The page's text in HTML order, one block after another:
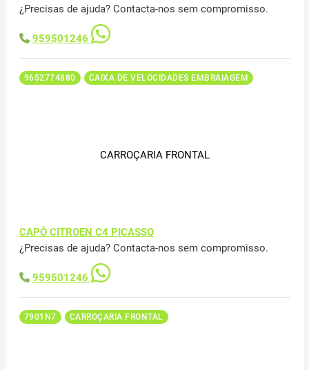
¿Precisas de ajuda? Contacta-nos sem compromisso.
959501246
9652774880 CAIXA DE VELOCIDADES EMBRAIAGEM
CARROÇARIA FRONTAL
CAPÔ CITROEN C4 PICASSO
¿Precisas de ajuda? Contacta-nos sem compromisso.
959501246
7901N7 CARROÇARIA FRONTAL